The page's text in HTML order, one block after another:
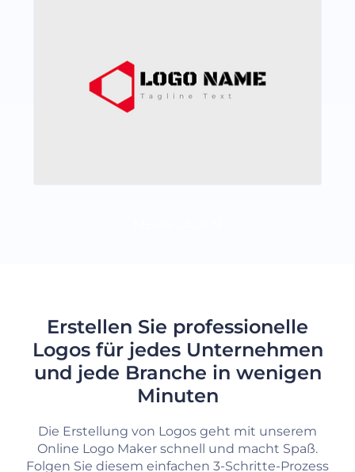
Erstellen Sie professionelle
Logos für jedes Unternehmen
und jede Branche in wenigen
Minuten
Die Erstellung von Logos geht mit unserem
Online Logo Maker schnell und macht Spaß.
Folgen Sie diesem einfachen 3-Schritte-Prozess